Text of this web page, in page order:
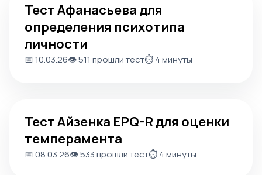
Тест Афанасьева для
определения психотипа
личности
📅 10.03.26👁️ 511 прошли тест⏱️ 4 минуты
Тест Айзенка EPQ-R для оценки
темперамента
📅 08.03.26👁️ 533 прошли тест⏱️ 4 минуты